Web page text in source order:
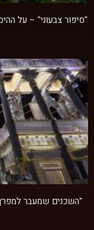
"סיפור צבעוני" – על
"השכנים שמעבר